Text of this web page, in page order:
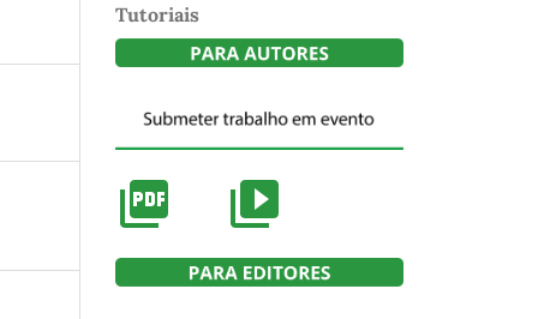
Tutoriais